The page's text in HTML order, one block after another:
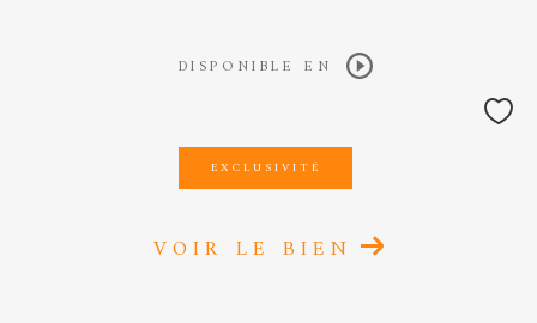
DISPONIBLE EN
EXCLUSIVITÉ
VOIR LE BIEN